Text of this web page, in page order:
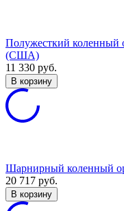
Полужесткий коленный
(США)
11 330 руб.
В корзину
Шарнирный коленный
20 717 руб.
В корзину